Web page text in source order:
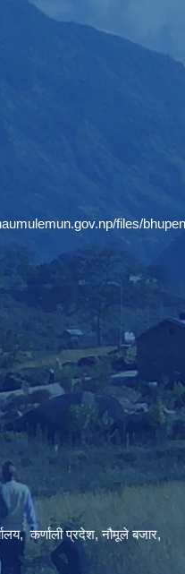
files/
कर्णाली प्रदेश, नौमूले बजार,